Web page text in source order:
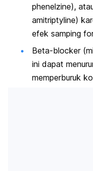
phenelzine),
amitriptyline)
efek samping
Beta-blocker
ini dapat
memperburuk